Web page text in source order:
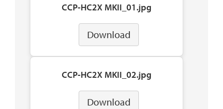
CCP-HC2X MKII_01.jpg
Download
CCP-HC2X MKII_02.jpg
Download